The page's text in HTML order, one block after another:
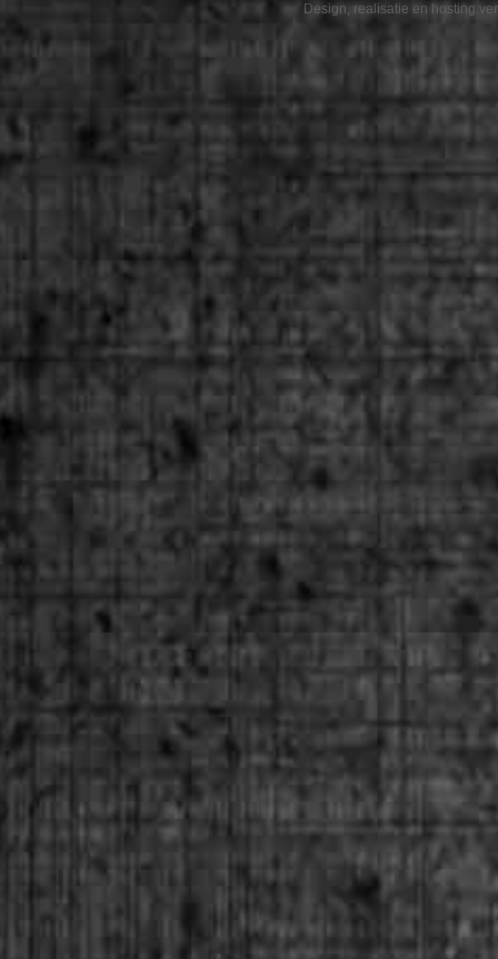
Design, realisatie en hosting